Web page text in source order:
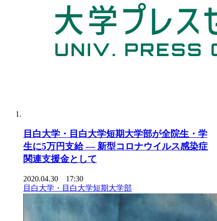
目白大学・目白大学短期大学部が全院生・学
生に5万円支給 — 新型コロナウイルス感染症
関連支援金として
2020.04.30 17:30
目白大学・目白大学短期大学部